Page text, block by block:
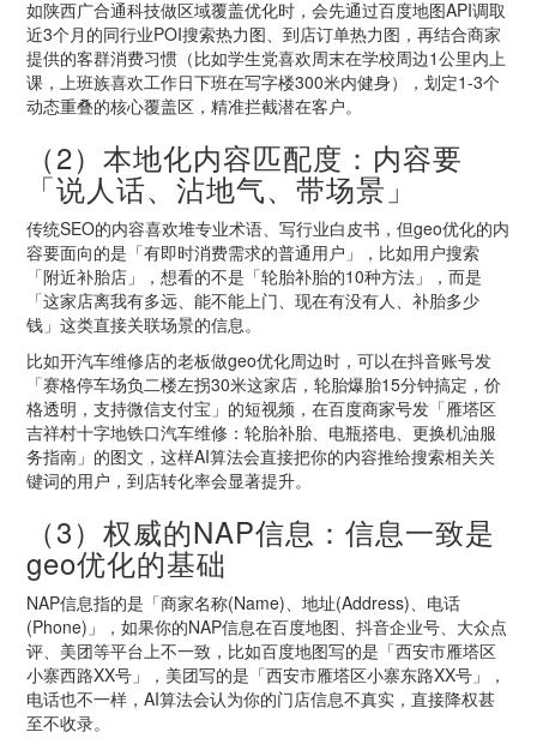
如陕西广合通科技做区域覆盖优化时，会先通过百度地图API调取
近3个月的同行业POI搜索热力图、到店订单热力图，再结合商家
提供的客群消费习惯（比如学生党喜欢周末在学校周边1公里内上
课，上班族喜欢工作日下班在写字楼300米内健身），划定1-3个
动态重叠的核心覆盖区，精准拦截潜在客户。
（2）本地化内容匹配度：内容要
「说人话、沾地气、带场景」
传统SEO的内容喜欢堆专业术语、写行业白皮书，但geo优化的内
容要面向的是「有即时消费需求的普通用户」，比如用户搜索
「附近补胎店」，想看的不是「轮胎补胎的10种方法」，而是
「这家店离我有多远、能不能上门、现在有没有人、补胎多少
钱」这类直接关联场景的信息。
比如开汽车维修店的老板做geo优化周边时，可以在抖音账号发
「赛格停车场负二楼左拐30米这家店，轮胎爆胎15分钟搞定，价
格透明，支持微信支付宝」的短视频，在百度商家号发「雁塔区
吉祥村十字地铁口汽车维修：轮胎补胎、电瓶搭电、更换机油服
务指南」的图文，这样AI算法会直接把你的内容推给搜索相关关
键词的用户，到店转化率会显著提升。
（3）权威的NAP信息：信息一致是
geo优化的基础
NAP信息指的是「商家名称(Name)、地址(Address)、电话
(Phone)」，如果你的NAP信息在百度地图、抖音企业号、大众点
评、美团等平台上不一致，比如百度地图写的是「西安市雁塔区
小寨西路XX号」，美团写的是「西安市雁塔区小寨东路XX号」，
电话也不一样，AI算法会认为你的门店信息不真实，直接降权甚
至不收录。